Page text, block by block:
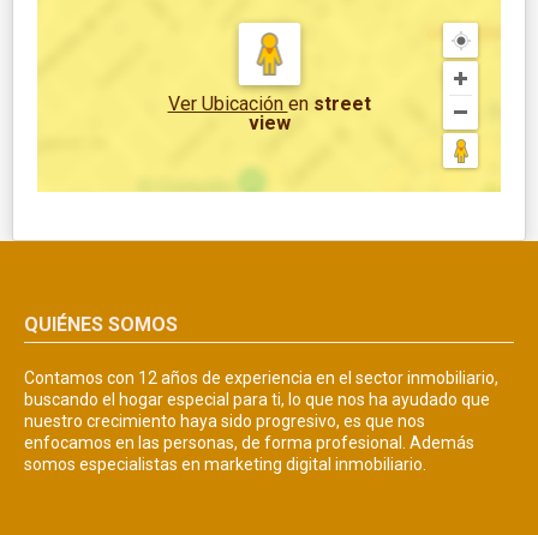
Ver Ubicación en street
view
QUIÉNES SOMOS
Contamos con 12 años de experiencia en el sector inmobiliario,
buscando el hogar especial para ti, lo que nos ha ayudado que
nuestro crecimiento haya sido progresivo, es que nos
enfocamos en las personas, de forma profesional. Además
somos especialistas en marketing digital inmobiliario.